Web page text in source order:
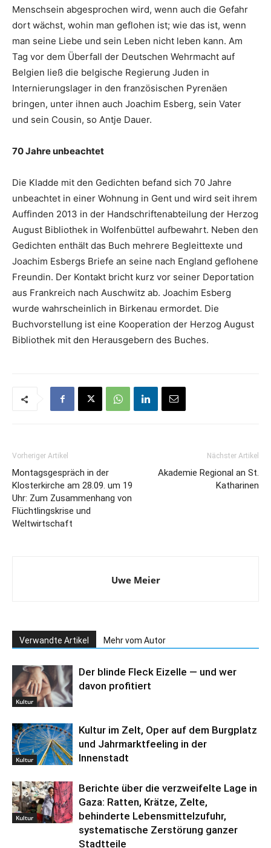
Menschsein abgesprochen wird, wenn auch die Gefahr
dort wächst, wohin man geflohen ist; wie das ist, wenn
man seine Liebe und sein Leben nicht leben kann. Am
Tag vor dem Überfall der Deutschen Wehrmacht auf
Belgien ließ die belgische Regierung Juden in
Internierungslager in den französischen Pyrenäen
bringen, unter ihnen auch Joachim Esberg, sein Vater
und sein Cousin, so Antje Dauer.
70 Jahre unbeachtet
Die Kladde mit den Gedichten befand sich 70 Jahre
unbeachtet in einer Wohnung in Gent und wird seit ihrem
Auffinden 2013 in der Handschriftenabteilung der Herzog
August Bibliothek in Wolfenbüttel aufbewahrt. Neben den
Gedichten enthält das Buch mehrere Begleittexte und
Joachim Esbergs Briefe an seine nach England geflohene
Freundin. Der Kontakt bricht kurz vor seiner Deportation
aus Frankreich nach Auschwitz ab. Joachim Esberg
wurde wahrscheinlich in Birkenau ermordet. Die
Buchvorstellung ist eine Kooperation der Herzog August
Bibliothek mit den Herausgebern des Buches.
Vorheriger Artikel
Montagsgespräch in der
Klosterkirche am 28.09. um 19
Uhr: Zum Zusammenhang von
Flüchtlingskrise und
Weltwirtschaft
Nächster Artikel
Akademie Regional an St.
Katharinen
Uwe Meier
Verwandte Artikel Mehr vom Autor
Kultur
Der blinde Fleck Eizelle — und wer
davon profitiert
Kultur
Kultur im Zelt, Oper auf dem Burgplatz
und Jahrmarktfeeling in der
Innenstadt
Kultur
Berichte über die verzweifelte Lage in
Gaza: Ratten, Krätze, Zelte,
behinderte Lebensmittelzufuhr,
systematische Zerstörung ganzer
Stadtteile